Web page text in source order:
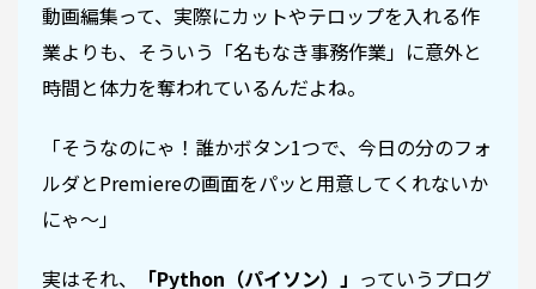
動画編集って、実際にカットやテロップを入れる作
業よりも、そういう「名もなき事務作業」に意外と
時間と体力を奪われているんだよね。
「そうなのにゃ！誰かボタン1つで、今日の分のフォ
ルダとPremiereの画面をパッと用意してくれないか
にゃ〜」
実はそれ、 「Python（パイソン）」 っていうプログ